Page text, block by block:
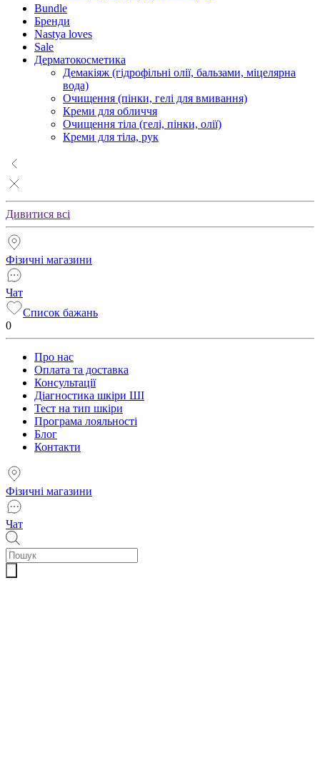
Bundle
Бренди
Nastya loves
Sale
Дерматокосметика
Демакіяж (гідрофільні олії, бальзами, міцелярна
вода)
Очищення (пінки, гелі для вмивання)
Креми для обличчя
Очищення тіла (гелі, пінки, олії)
Креми для тіла, рук
Дивитися всі
Фізичні магазини
Чат
Список бажань
0
Про нас
Оплата та доставка
Консультації
Діагностика шкіри ШІ
Тест на тип шкіри
Програма лояльності
Блог
Контакти
Фізичні магазини
Чат
Пошук
товарів